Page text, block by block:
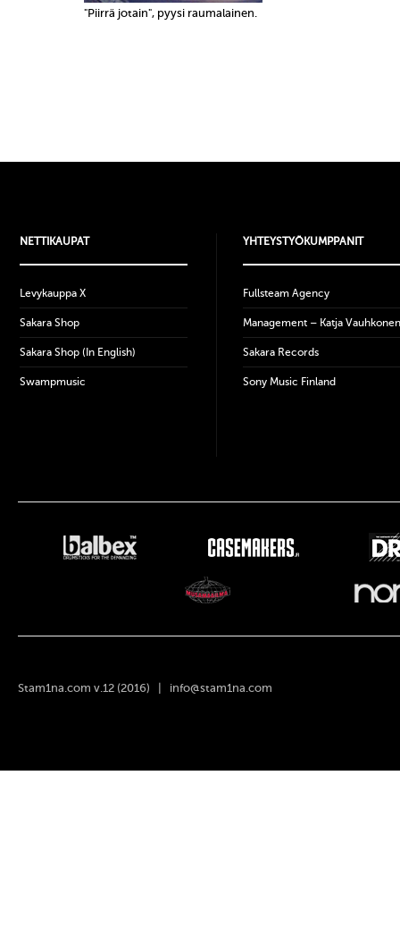
"Piirrä jotain", pyysi raumalainen.
NETTIKAUPAT
Levykauppa X
Sakara Shop
Sakara Shop (In English)
Swampmusic
YHTEYSTYÖKUMPPANIT
Fullsteam Agency
Management – Katja Vauhkonen
Sakara Records
Sony Music Finland
Stam1na.com v.12 (2016) | info@stam1na.com